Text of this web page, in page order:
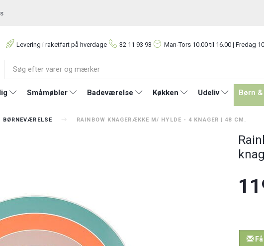
Levering i raketfart på hverdage 32 11 93 93 Man-Tors 10.00 til 16.00 | Fredag
Småmøbler Badeværelse Køkken Udeliv Børn
BØRNEVÆRELSE RAINBOW KNAGERÆKKE M/ HYLDE - 4 KNAGER | 48 CM.